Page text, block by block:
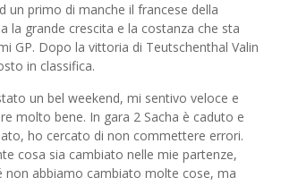
un primo di manche il francese della
la grande crescita e la costanza che sta
GP. Dopo la vittoria di Teutschenthal Valin
in classifica.
un bel weekend, mi sentivo veloce e
molto bene. In gara 2 Sacha è caduto e
ho cercato di non commettere errori.
cosa sia cambiato nelle mie partenze,
non abbiamo cambiato molte cose, ma